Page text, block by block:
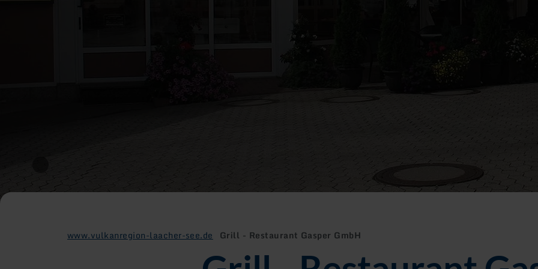
www.vulkanregion-laacher-see.de Grill - Restaurant Gasper GmbH